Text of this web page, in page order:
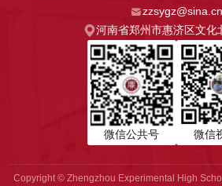
zzsygz@sina.cn
河南省郑州市惠济区文化
微信公共号 微信
Copyright © Zhengzhou Experimental High